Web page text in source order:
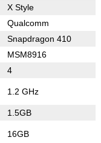
X Style
Qualcomm
Snapdragon 410
MSM8916
4
1.2 GHz
1.5GB
16GB